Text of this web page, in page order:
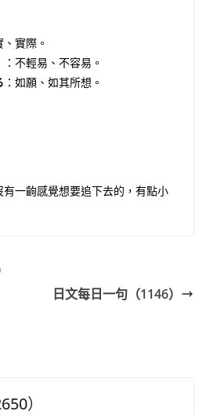
、實際。
：不輕易、不容易。
：如願、如其所想。
一齣感覺想要追下去的，有點小
日文每日一句（1146）
）